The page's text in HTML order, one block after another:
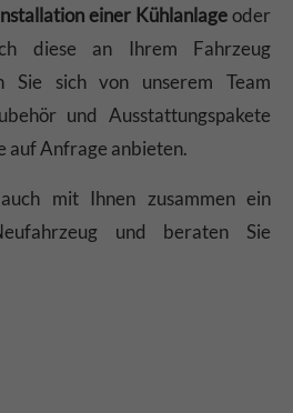
einer Kühlanlageoder
diese an Ihrem Fahrzeug
Sie sich von unserem Team
und Ausstattungspakete
auf Anfrage anbieten.
mit Ihnen zusammen ein
und beraten Sie